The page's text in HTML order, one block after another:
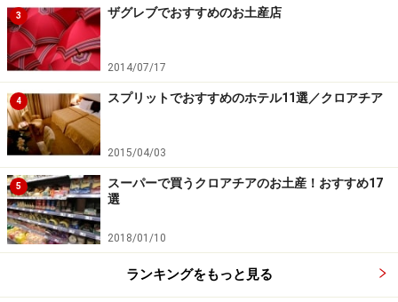
3 ザグレブでおすすめのお土産店
2014/07/17
4 スプリットでおすすめのホテル11選／クロアチア
2015/04/03
5
スーパーで買うクロアチアのお土産！おすすめ17
選
2018/01/10
ランキングをもっと見る